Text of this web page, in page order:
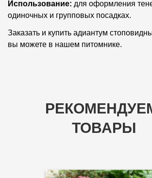
Использование: для оформления
одиночных и групповых посадках.
Заказать и купить адиантум
вы можете в нашем питомнике.
ТОВАРЫ